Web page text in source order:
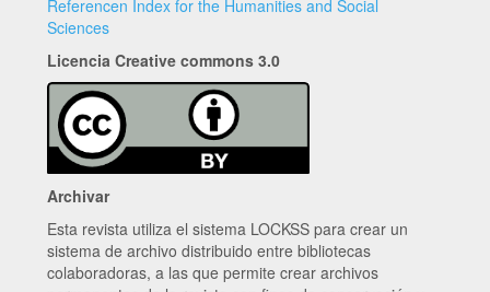
Referencen Index for the Humanities and Social
Sciences
Licencia Creative commons 3.0
Archivar
Esta revista utiliza el sistema LOCKSS para crear un
sistema de archivo distribuido entre bibliotecas
colaboradoras, a las que permite crear archivos